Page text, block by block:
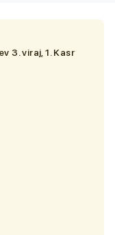
3. viraj, 1. Kasr